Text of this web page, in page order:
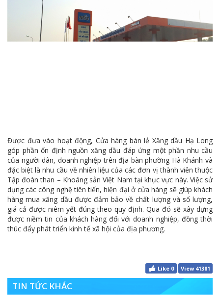
Được đưa vào hoạt động, Cửa hàng bán lẻ Xăng dầu Hạ Long
góp phần ổn định nguồn xăng dầu đáp ứng một phần nhu cầu
của người dân, doanh nghiệp trên địa bàn phường Hà Khánh và
đặc biệt là nhu cầu về nhiên liệu của các đơn vị thành viên thuộc
Tập đoàn than – Khoáng sản Việt Nam tại khục vực này. Việc sử
dụng các công nghệ tiên tiến, hiện đại ở cửa hàng sẽ giúp khách
hàng mua xăng dầu được đảm bảo về chất lượng và số lượng,
giá cả được niêm yết đúng theo quy định. Qua đó sẽ xây dựng
được niềm tin của khách hàng đối với doanh nghiệp, đồng thời
thúc đẩy phát triển kinh tế xã hội của địa phương.
Like 0 View 41381
TIN TỨC KHÁC